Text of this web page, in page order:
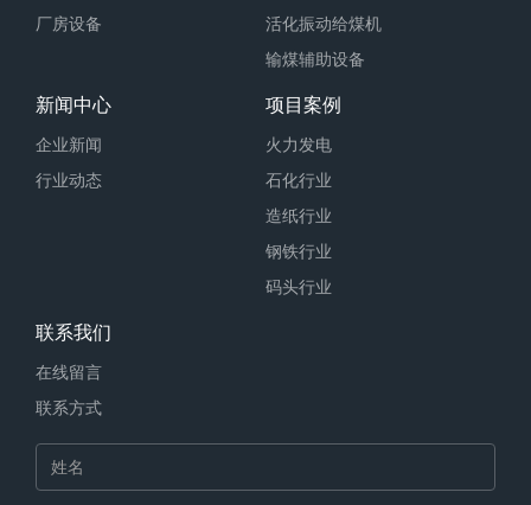
厂房设备
活化振动给煤机
输煤辅助设备
新闻中心
企业新闻
行业动态
项目案例
火力发电
石化行业
造纸行业
钢铁行业
码头行业
联系我们
在线留言
联系方式